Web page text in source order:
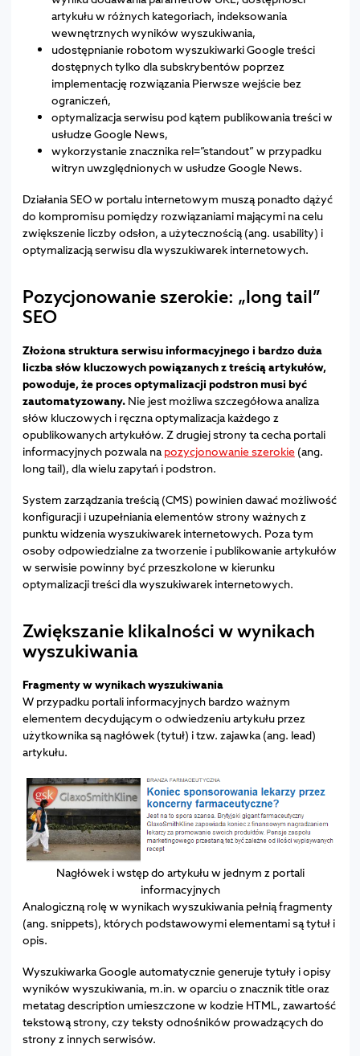
artykułu w różnych kategoriach, indeksowania
wewnętrznych wyników wyszukiwania,
udostępnianie robotom wyszukiwarki Google treści
dostępnych tylko dla subskrybentów poprzez
implementację rozwiązania Pierwsze wejście bez
ograniczeń,
optymalizacja serwisu pod kątem publikowania treści w
usłudze Google News,
wykorzystanie znacznika rel=”standout” w przypadku
witryn uwzględnionych w usłudze Google News.
Działania SEO w portalu internetowym muszą ponadto dążyć
do kompromisu pomiędzy rozwiązaniami mającymi na celu
zwiększenie liczby odsłon, a użytecznością (ang. usability) i
optymalizacją serwisu dla wyszukiwarek internetowych.
Pozycjonowanie szerokie: „long tail”
SEO
Złożona struktura serwisu informacyjnego i bardzo duża
liczba słów kluczowych powiązanych z treścią artykułów,
powoduje, że proces optymalizacji podstron musi być
zautomatyzowany. Nie jest możliwa szczegółowa analiza
słów kluczowych i ręczna optymalizacja każdego z
opublikowanych artykułów. Z drugiej strony ta cecha portali
informacyjnych pozwala na pozycjonowanie szerokie(ang.
long tail), dla wielu zapytań i podstron.
System zarządzania treścią (CMS) powinien dawać możliwość
konfiguracji i uzupełniania elementów strony ważnych z
punktu widzenia wyszukiwarek internetowych. Poza tym
osoby odpowiedzialne za tworzenie i publikowanie artykułów
w serwisie powinny być przeszkolone w kierunku
optymalizacji treści dla wyszukiwarek internetowych.
Zwiększanie klikalności w wynikach
wyszukiwania
Fragmenty w wynikach wyszukiwania
W przypadku portali informacyjnych bardzo ważnym
elementem decydującym o odwiedzeniu artykułu przez
użytkownika są nagłówek (tytuł) i tzw. zajawka (ang. lead)
artykułu.
Nagłówek i wstęp do artykułu w jednym z portali
informacyjnych
Analogiczną rolę w wynikach wyszukiwania pełnią fragmenty
(ang. snippets), których podstawowymi elementami są tytuł i
opis.
Wyszukiwarka Google automatycznie generuje tytuły i opisy
wyników wyszukiwania, m.in. w oparciu o znacznik title oraz
metatag description umieszczone w kodzie HTML, zawartość
tekstową strony, czy teksty odnośników prowadzących do
strony z innych serwisów.